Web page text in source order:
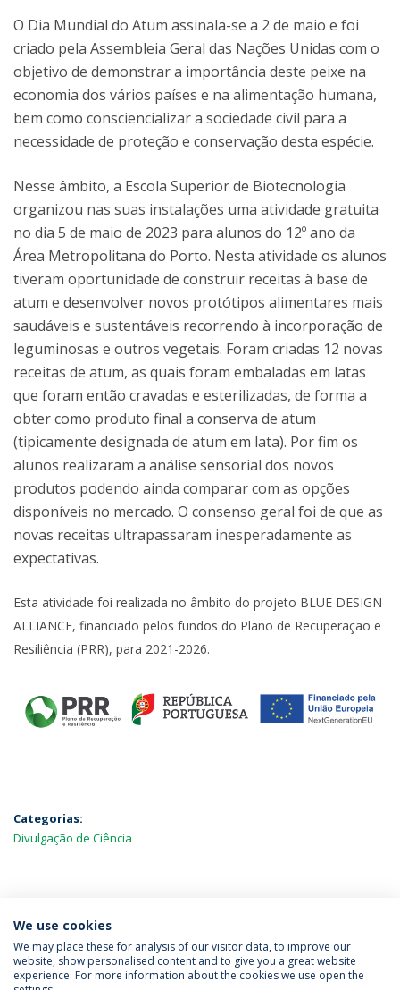
O Dia Mundial do Atum assinala-se a 2 de maio e foi
criado pela Assembleia Geral das Nações Unidas com o
objetivo de demonstrar a importância deste peixe na
economia dos vários países e na alimentação humana,
bem como consciencializar a sociedade civil para a
necessidade de proteção e conservação desta espécie.
Nesse âmbito, a Escola Superior de Biotecnologia
organizou nas suas instalações uma atividade gratuita
no dia 5 de maio de 2023 para alunos do 12º ano da
Área Metropolitana do Porto. Nesta atividade os alunos
tiveram oportunidade de construir receitas à base de
atum e desenvolver novos protótipos alimentares mais
saudáveis e sustentáveis recorrendo à incorporação de
leguminosas e outros vegetais. Foram criadas 12 novas
receitas de atum, as quais foram embaladas em latas
que foram então cravadas e esterilizadas, de forma a
obter como produto final a conserva de atum
(tipicamente designada de atum em lata). Por fim os
alunos realizaram a análise sensorial dos novos
produtos podendo ainda comparar com as opções
disponíveis no mercado. O consenso geral foi de que as
novas receitas ultrapassaram inesperadamente as
expectativas.
Esta atividade foi realizada no âmbito do projeto BLUE DESIGN
ALLIANCE, financiado pelos fundos do Plano de Recuperação e
Resiliência (PRR), para 2021-2026.
Categorias:
Divulgação de Ciência
MAIS NOTÍCIAS
Política de Privacidade Termos & Condições
We use cookies
We may place these for analysis of our visitor data, to improve our
website, show personalised content and to give you a great website
experience. For more information about the cookies we use open the